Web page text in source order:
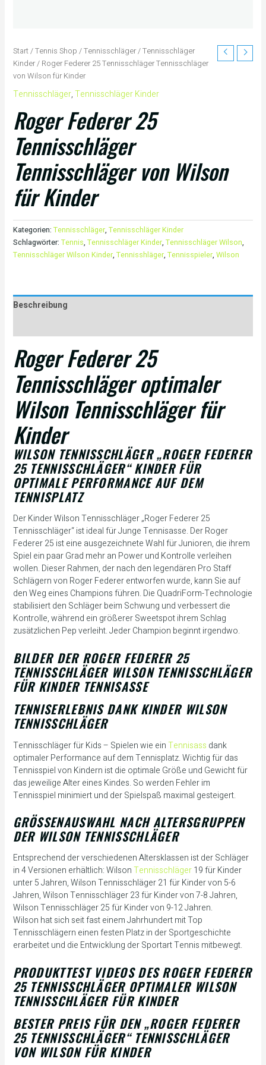
Start/Tennis Shop /Tennisschläger/Tennisschläger
Kinder/ Roger Federer 25 Tennisschläger Tennisschläger
von Wilson für Kinder
Tennisschläger,Tennisschläger Kinder
Roger Federer 25
Tennisschläger
Tennisschläger von Wilson
für Kinder
Kategorien: Tennisschläger, Tennisschläger Kinder
Schlagwörter: Tennis, Tennisschläger Kinder, Tennisschläger Wilson,
Tennisschläger Wilson Kinder, Tennisshläger, Tennisspieler, Wilson
Beschreibung
Roger Federer 25
Tennisschläger optimaler
Wilson Tennisschläger für
Kinder
WILSON TENNISSCHLÄGER „ROGER FEDERER
25 TENNISSCHLÄGER“ KINDER FÜR
OPTIMALE PERFORMANCE AUF DEM
TENNISPLATZ
Der Kinder Wilson Tennisschläger „Roger Federer 25
Tennisschläger“ ist ideal für Junge Tennisasse. Der Roger
Federer 25 ist eine ausgezeichnete Wahl für Junioren, die ihrem
Spiel ein paar Grad mehr an Power und Kontrolle verleihen
wollen. Dieser Rahmen, der nach den legendären Pro Staff
Schlägern von Roger Federer entworfen wurde, kann Sie auf
den Weg eines Champions führen. Die QuadriForm-Technologie
stabilisiert den Schläger beim Schwung und verbessert die
Kontrolle, während ein größerer Sweetspot ihrem Schlag
zusätzlichen Pep verleiht. Jeder Champion beginnt irgendwo.
BILDER DER ROGER FEDERER 25
TENNISSCHLÄGER WILSON TENNISSCHLÄGER
FÜR KINDER TENNISASSE
TENNISERLEBNIS DANK KINDER WILSON
TENNISSCHLÄGER
Tennisschläger für Kids – Spielen wie einTennisass dank
optimaler Performance auf dem Tennisplatz. Wichtig für das
Tennisspiel von Kindern ist die optimale Größe und Gewicht für
das jeweilige Alter eines Kindes. So werden Fehler im
Tennisspiel minimiert und der Spielspaß maximal gesteigert.
GRÖSSENAUSWAHL NACH ALTERSGRUPPEN D
ER WILSON TENNISSCHLÄGER
Entsprechend der verschiedenen Altersklassen ist der Schläger
in 4 Versionen erhältlich: WilsonTennisschläger19 für Kinder
unter 5 Jahren, Wilson Tennisschläger 21 für Kinder von 5-6
Jahren, Wilson Tennisschläger 23 für Kinder von 7-8 Jahren,
Wilson Tennisschläger 25 für Kinder von 9-12 Jahren.
Wilson hat sich seit fast einem Jahrhundert mit Top
Tennisschlägern einen festen Platz in der Sportgeschichte
erarbeitet und die Entwicklung der Sportart Tennis mitbewegt.
PRODUKTTEST VIDEOS DES ROGER FEDERER
25 TENNISSCHLÄGER OPTIMALER WILSON
TENNISSCHLÄGER FÜR KINDER
BESTER PREIS FÜR DEN „ROGER FEDERER
25 TENNISSCHLÄGER“ TENNISSCHLÄGER
VON WILSON FÜR KINDER